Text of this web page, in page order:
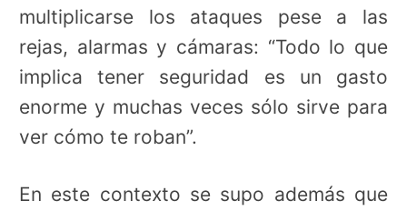
multiplicarse los ataques pese a las
rejas, alarmas y cámaras: “Todo lo que
implica tener seguridad es un gasto
enorme y muchas veces sólo sirve para
ver cómo te roban”.
En este contexto se supo además que